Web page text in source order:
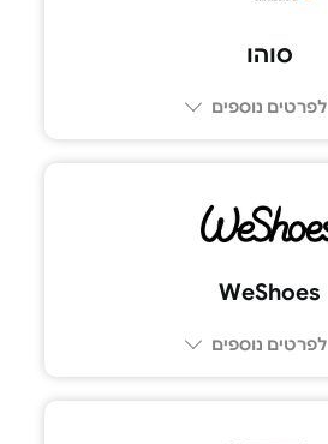
סוהו
לפרטים נוספים
WeShoes
לפרטים נוספים